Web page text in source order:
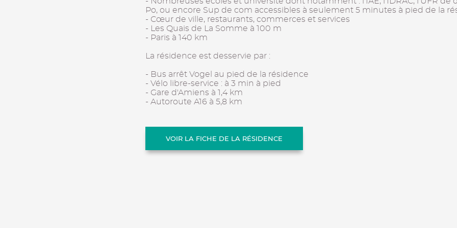
Po, ou encore Sup de com accessibles à seulement 5 minutes à pied de la
- Cœur de ville, restaurants, commerces et services
- Les Quais de La Somme à 100 m
- Paris à 140 km
La résidence est desservie par :
- Bus arrêt Vogel au pied de la résidence
- Vélo libre-service : à 3 min à pied
- Gare d'Amiens à 1,4 km
- Autoroute A16 à 5,8 km
VOIR LA FICHE DE LA RÉSIDENCE